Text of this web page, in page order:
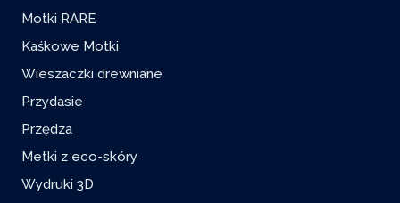
Motki RARE
Kaśkowe Motki
Wieszaczki drewniane
Przydasie
Przędza
Metki z eco-skóry
Wydruki 3D